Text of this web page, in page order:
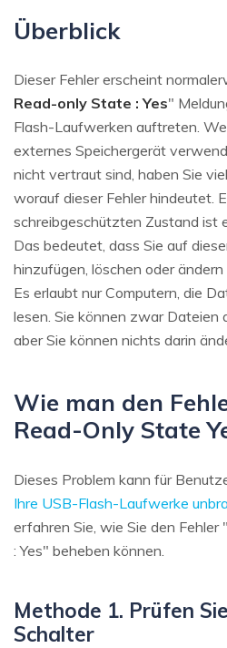
Überblick
Dieser Fehler erscheint
Read-only State : Yes"
Flash-Laufwerken auftreten.
externes Speichergerät
nicht vertraut sind, haben Sie
worauf dieser Fehler hindeutet.
schreibgeschützten Zustand ist
Das bedeutet, dass Sie auf
hinzufügen, löschen oder
Es erlaubt nur Computern, die
lesen. Sie können zwar Dateien
aber Sie können nichts darin
Wie man den
Read-Only State
Dieses Problem kann für
Ihre USB-Flash-Laufwerke
erfahren Sie, wie Sie den
: Yes" beheben können.
Methode 1. Prüfen
Schalter